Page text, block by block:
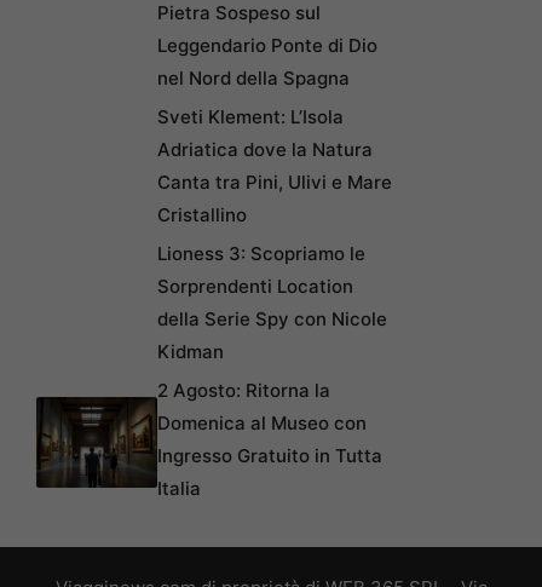
Pietra Sospeso sul
Leggendario Ponte di Dio
nel Nord della Spagna
Sveti Klement: L’Isola
Adriatica dove la Natura
Canta tra Pini, Ulivi e Mare
Cristallino
Lioness 3: Scopriamo le
Sorprendenti Location
della Serie Spy con Nicole
Kidman
2 Agosto: Ritorna la
Domenica al Museo con
Ingresso Gratuito in Tutta
Italia